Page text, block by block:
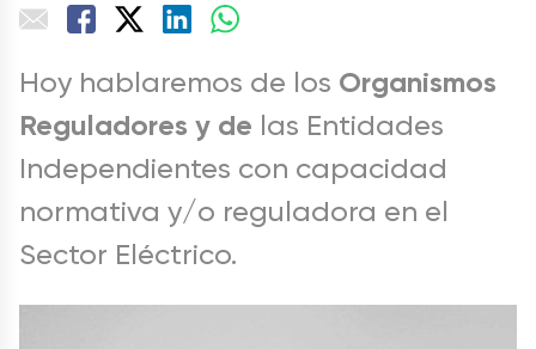
Hoy hablaremos de los Organismos
Reguladores y de las Entidades
Independientes con capacidad
normativa y/o reguladora en el
Sector Eléctrico.